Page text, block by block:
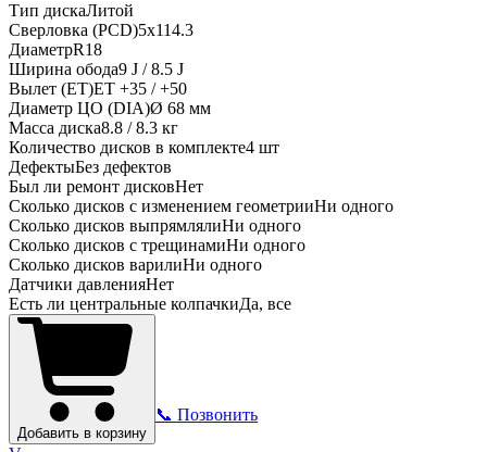
Тип дискаЛитой
Сверловка (PCD)5x114.3
ДиаметрR18
Ширина обода9 J / 8.5 J
Вылет (ET)ET +35 / +50
Диаметр ЦО (DIA)Ø 68 мм
Масса диска8.8 / 8.3 кг
Количество дисков в комплекте4 шт
ДефектыБез дефектов
Был ли ремонт дисковНет
Сколько дисков с изменением геометрииНи одного
Сколько дисков выпрямлялиНи одного
Сколько дисков с трещинамиНи одного
Сколько дисков варилиНи одного
Датчики давленияНет
Есть ли центральные колпачкиДа, все
Добавить в корзину
📞 Позвонить